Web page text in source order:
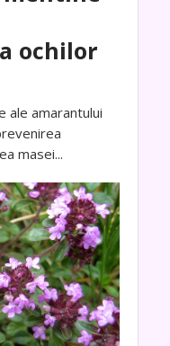
ochilor
amarantului
masei...